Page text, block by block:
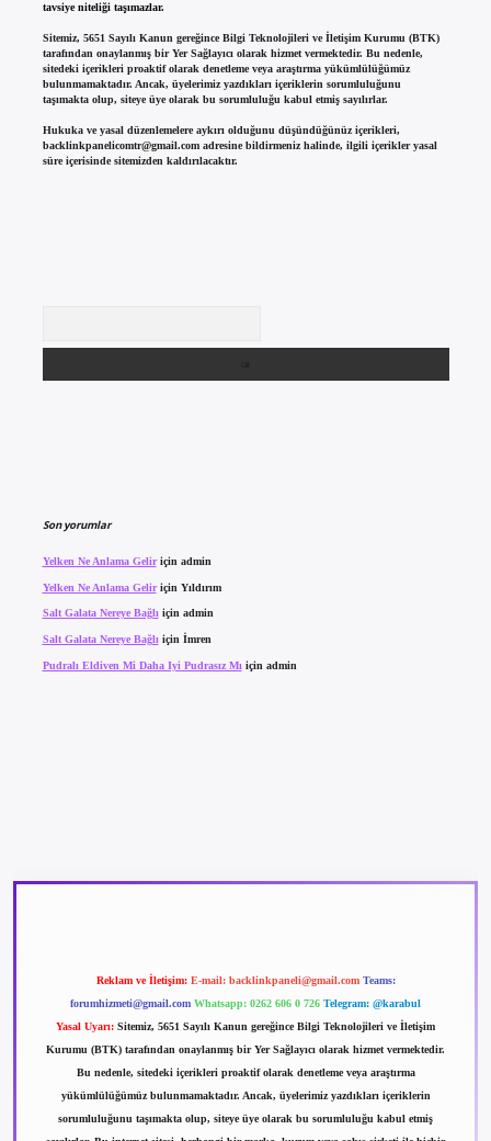
tavsiye niteliği taşımazlar.
Sitemiz, 5651 Sayılı Kanun gereğince Bilgi Teknolojileri ve İletişim Kurumu (BTK)
tarafından onaylanmış bir Yer Sağlayıcı olarak hizmet vermektedir. Bu nedenle,
sitedeki içerikleri proaktif olarak denetleme veya araştırma yükümlülüğümüz
bulunmamaktadır. Ancak, üyelerimiz yazdıkları içeriklerin sorumluluğunu
taşımakta olup, siteye üye olarak bu sorumluluğu kabul etmiş sayılırlar.
Hukuka ve yasal düzenlemelere aykırı olduğunu düşündüğünüz içerikleri,
backlinkpanelicomtr@gmail.comadresine bildirmeniz halinde, ilgili içerikler yasal
süre içerisinde sitemizden kaldırılacaktır.
Son yorumlar
Yelken Ne Anlama Geliriçin admin
Yelken Ne Anlama Geliriçin Yıldırım
Salt Galata Nereye Bağlıiçin admin
Salt Galata Nereye Bağlı için İmren
Pudralı Eldiven Mi Daha Iyi Pudrasız Mı için admin
Reklam ve İletişim: E-mail: backlinkpaneli@gmail.com Teams:
forumhizmeti@gmail.com Whatsapp: 0262 606 0 726 Telegram: @karabul
Yasal Uyarı: Sitemiz, 5651 Sayılı Kanun gereğince Bilgi Teknolojileri ve İletişim
Kurumu (BTK) tarafından onaylanmış bir Yer Sağlayıcı olarak hizmet vermektedir.
Bu nedenle, sitedeki içerikleri proaktif olarak denetleme veya araştırma
yükümlülüğümüz bulunmamaktadır. Ancak, üyelerimiz yazdıkları içeriklerin
sorumluluğunu taşımakta olup, siteye üye olarak bu sorumluluğu kabul etmiş